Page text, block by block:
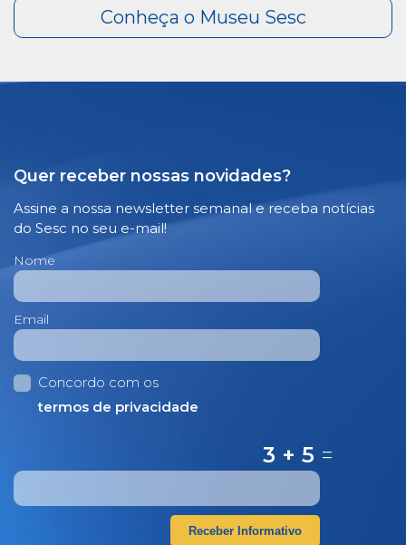
Quer receber nossas novidades?
Assine a nossa newsletter semanal e receba notícias
do Sesc no seu e-mail!
Nome
Email
Concordo com os
termos de privacidade
3 + 5 =
Receber Informativo